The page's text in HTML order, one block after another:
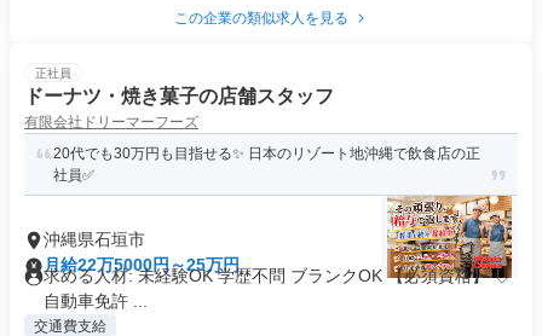
この企業の類似求人を見る
正社員
ドーナツ・焼き菓子の店舗スタッフ
有限会社ドリーマーフーズ
20代でも30万円も目指せる✨ 日本のリゾート地沖縄で飲食店の正
社員✅
沖縄県石垣市
月給22万5000円～25万円
求める人材: 未経験OK 学歴不問 ブランクOK 【必須資格】 ◇
自動車免許 ...
交通費支給